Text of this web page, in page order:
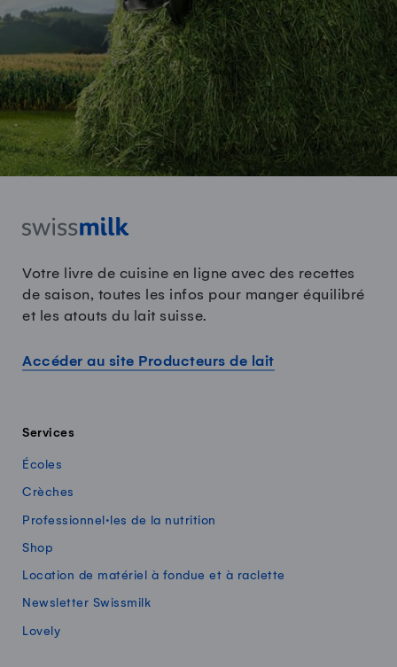
Votre livre de cuisine en ligne avec des recettes
de saison, toutes les infos pour manger équilibré
et les atouts du lait suisse.
Accéder au site Producteurs de lait
Services
Écoles
Crèches
Professionnel·les de la nutrition
Shop
Location de matériel à fondue et à raclette
Newsletter Swissmilk
Lovely